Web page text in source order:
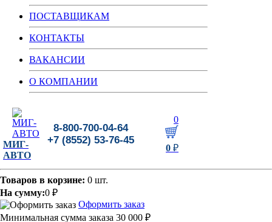
ПОСТАВЩИКАМ
КОНТАКТЫ
ВАКАНСИИ
О КОМПАНИИ
МИГ-
АВТО
8-800-700-04-64
+7 (8552) 53-76-45
0
0 ₽
Товаров в корзине: 0 шт.
На сумму:0 ₽
Оформить заказ
Минимальная сумма заказа 30 000 ₽